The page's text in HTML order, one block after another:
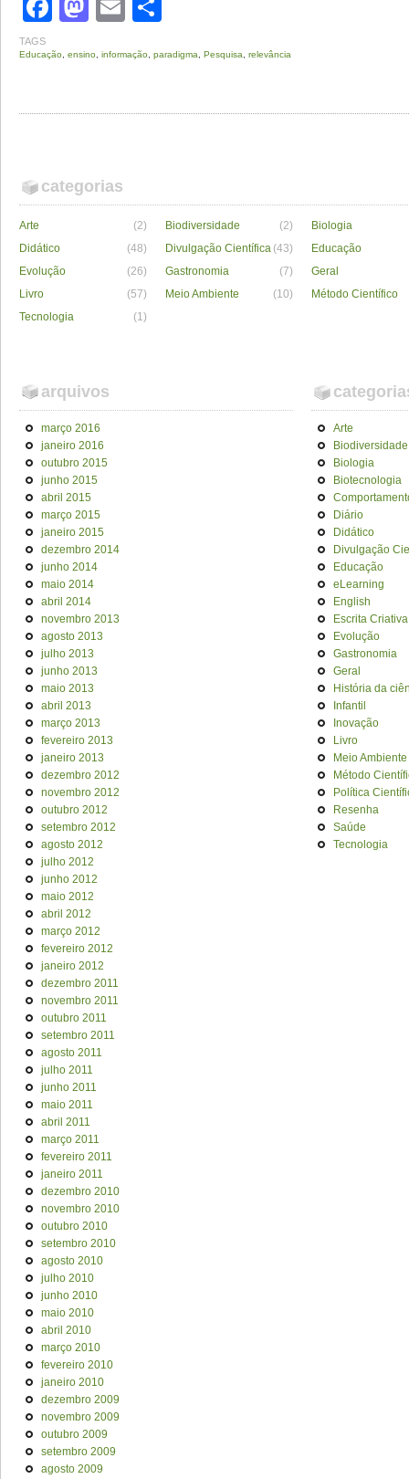
Facebook
Mastodon
Email
TAGS
Educação ensino informação paradigma Pesquisa relevância
categorias
Arte (2) Biodiversidade (2)
Biologia
Didático
(48) Divulgação Científica (43)
Educação
Evolução
(26) Gastronomia (7)
Geral
Livro
(57) Meio Ambiente (10)
Método Científico
Tecnologia
(1)
arquivos
março 2016
janeiro 2016
outubro 2015
junho 2015
abril 2015
março 2015
janeiro 2015
dezembro 2014
junho 2014
maio 2014
abril 2014
novembro 2013
agosto 2013
julho 2013
junho 2013
maio 2013
abril 2013
março 2013
fevereiro 2013
janeiro 2013
dezembro 2012
novembro 2012
outubro 2012
setembro 2012
agosto 2012
julho 2012
junho 2012
maio 2012
abril 2012
março 2012
fevereiro 2012
janeiro 2012
dezembro 2011
novembro 2011
outubro 2011
setembro 2011
agosto 2011
julho 2011
junho 2011
maio 2011
abril 2011
março 2011
fevereiro 2011
janeiro 2011
dezembro 2010
novembro 2010
outubro 2010
setembro 2010
agosto 2010
julho 2010
junho 2010
maio 2010
abril 2010
março 2010
fevereiro 2010
janeiro 2010
dezembro 2009
novembro 2009
outubro 2009
setembro 2009
agosto 2009
Arte
Biodiversidade
Biologia
Biotecnologia
Diário
Didático
Divulgação
Educação
eLearning
English
Escrita Criativa
Evolução
Gastronomia
Geral
História da
Infantil
Inovação
Livro
Meio Ambiente
Método
Política
Resenha
Saúde
Tecnologia